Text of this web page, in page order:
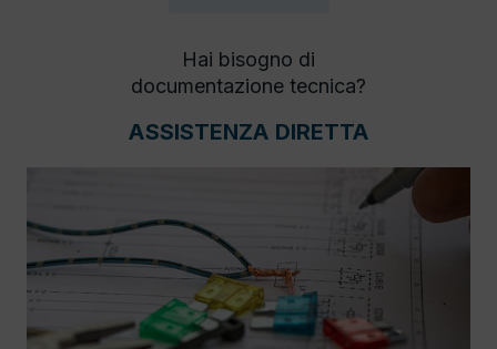
Hai bisogno di
documentazione tecnica?
ASSISTENZA DIRETTA